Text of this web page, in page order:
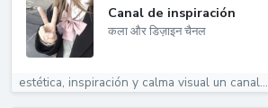
Canal de inspiración
कला और डिज़ाइन चैनल
estética, inspiración y calma visual un canal...